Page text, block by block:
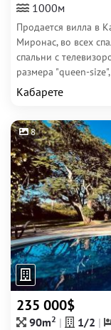
1000м
Продается вилла в
Миронас, во всех
спальни с
размера "queen-
Кабарете
8
235 000$
90m2 1/2